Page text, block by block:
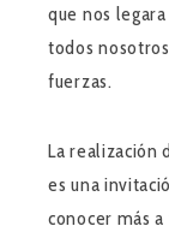
que nos
todos
fuerzas.
La realización
es una
conocer más